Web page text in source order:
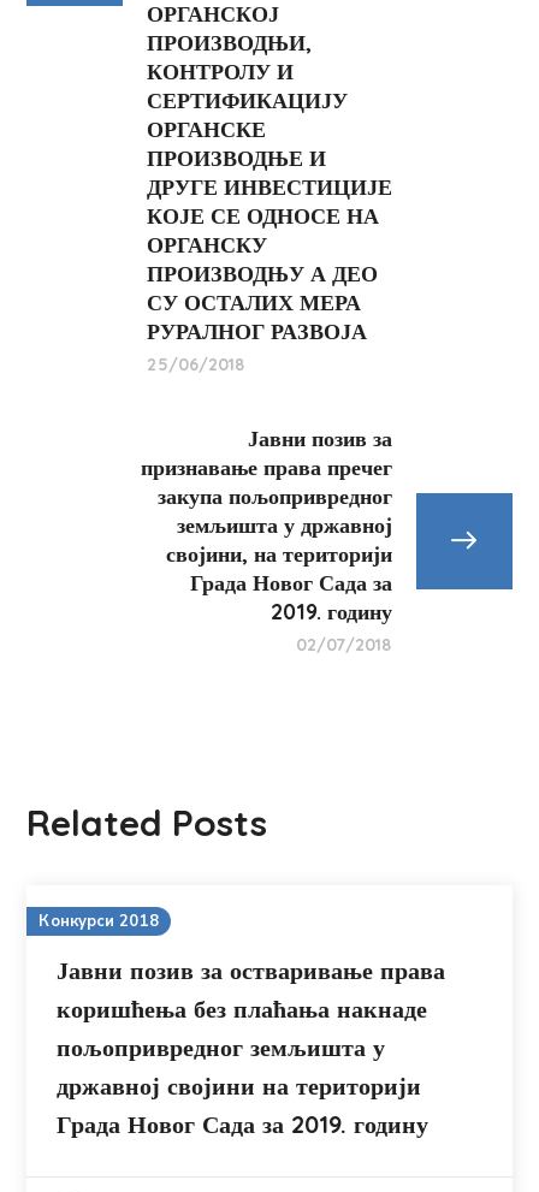
ОРГАНСКОЈ
ПРОИЗВОДЊИ,
КОНТРОЛУ И
СЕРТИФИКАЦИЈУ
ОРГАНСКЕ
ПРОИЗВОДЊЕ И
ДРУГЕ ИНВЕСТИЦИЈЕ
КОЈЕ СЕ ОДНОСЕ НА
ОРГАНСКУ
ПРОИЗВОДЊУ А ДЕО
СУ ОСТАЛИХ МЕРА
РУРАЛНОГ РАЗВОЈА
25/06/2018
Јавни позив за
признавање права пречег
закупа пољопривредног
земљишта у државној
својини, на територији
Града Новог Сада за
2019. годину
02/07/2018
Related Posts
Конкурси 2018
Јавни позив за остваривање права
коришћења без плаћања накнаде
пољопривредног земљишта у
државној својини на територији
Града Новог Сада за 2019. годину